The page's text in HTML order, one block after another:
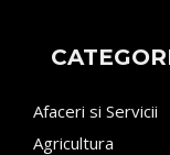
Afaceri si Servicii
Agricultura